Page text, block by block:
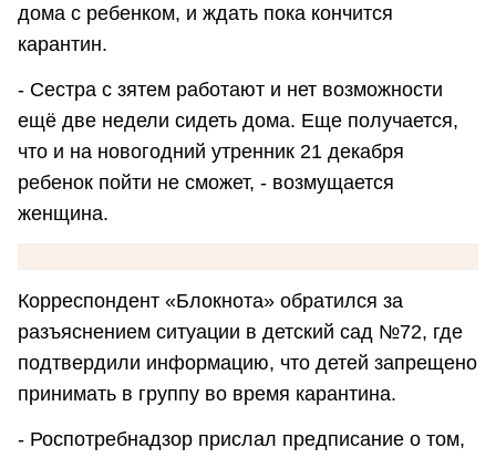
дома с ребенком, и ждать пока кончится
карантин.
- Сестра с зятем работают и нет возможности
ещё две недели сидеть дома. Еще получается,
что и на новогодний утренник 21 декабря
ребенок пойти не сможет, - возмущается
женщина.
Корреспондент «Блокнота» обратился за
разъяснением ситуации в детский сад №72, где
подтвердили информацию, что детей запрещено
принимать в группу во время карантина.
- Роспотребнадзор прислал предписание о том,